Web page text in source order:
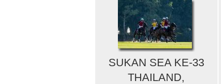
SUKAN SEA KE-33
THAILAND,